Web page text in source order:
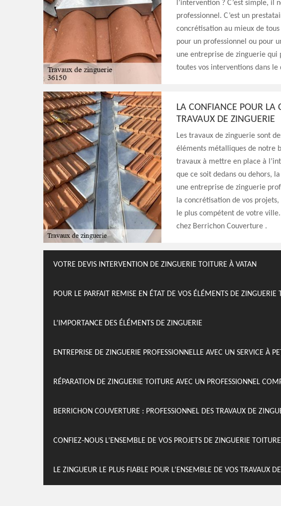
l’intervention ? C’est simple, il
professionnel. C’est un
concrétisation au mieux de
pour un professionnel ou pour
une entreprise de zinguerie
toutes vos interventions dans le
LA CONFIANCE POUR LA
TRAVAUX DE ZINGUERIE
Les travaux de zinguerie sont
éléments métalliques de notre
travaux à mettre en place à
que ce soit dedans ou dehors,
une entreprise de zinguerie
la concrétisation de vos
le plus compétent de votre
chez Berrichon Couverture .
VOTRE DEVIS INTERVENTION DE ZINGUERIE TOITURE À VATAN
POUR LE PARFAIT REMISE EN ÉTAT DE VOS ÉLÉMENTS DE ZINGUERIE
L’IMPORTANCE DES ÉLÉMENTS DE ZINGUERIE
ENTREPRISE DE ZINGUERIE PROFESSIONNELLE AVEC UN SERVICE À
RÉPARATION DE ZINGUERIE TOITURE AVEC UN PROFESSIONNEL
BERRICHON COUVERTURE : PROFESSIONNEL DES TRAVAUX DE
CONFIEZ-NOUS L’ENSEMBLE DE VOS PROJETS DE ZINGUERIE TOITURE
LE ZINGUEUR LE PLUS FIABLE POUR L’ENSEMBLE DE VOS TRAVAUX